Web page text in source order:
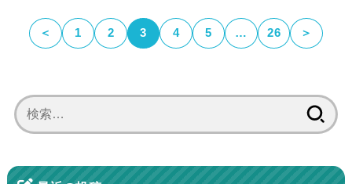
＜ 1 2 3 4 5 … 26 ＞
索: